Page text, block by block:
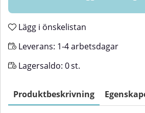
Lägg i önskelistan
Leverans: 1-4 arbetsdagar
Lagersaldo: 0st.
Produktbeskrivning